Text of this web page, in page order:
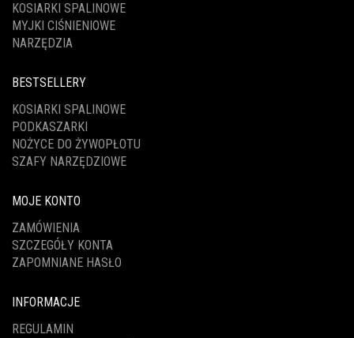
KOSIARKI SPALINOWE
MYJKI CIŚNIENIOWE
NARZĘDZIA
BESTSELLERY
KOSIARKI SPALINOWE
PODKASZARKI
NOŻYCE DO ŻYWOPŁOTU
SZAFY NARZĘDZIOWE
MOJE KONTO
ZAMÓWIENIA
SZCZEGÓŁY KONTA
ZAPOMNIANE HASŁO
INFORMACJE
REGULAMIN